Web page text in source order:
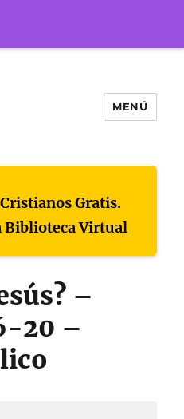
MENÚ
Gratis.
Biblioteca Virtual
–
20 –